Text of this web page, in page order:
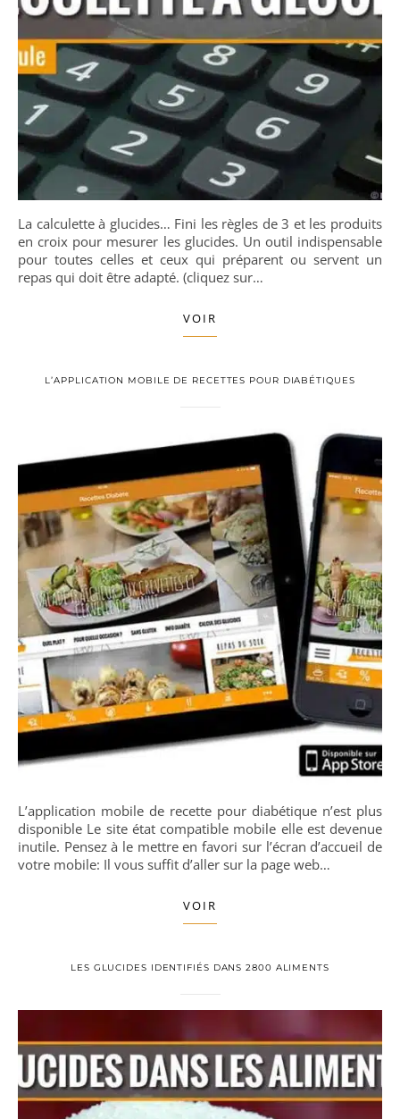
La calculette à glucides… Fini les règles de 3 et les produits
en croix pour mesurer les glucides. Un outil indispensable
pour toutes celles et ceux qui préparent ou servent un
repas qui doit être adapté. (cliquez sur…
VOIR
L’APPLICATION MOBILE DE RECETTES POUR DIABÉTIQUES
L’application mobile de recette pour diabétique n’est plus
disponible Le site état compatible mobile elle est devenue
inutile. Pensez à le mettre en favori sur l’écran d’accueil de
votre mobile: Il vous suffit d’aller sur la page web…
VOIR
LES GLUCIDES IDENTIFIÉS DANS 2800 ALIMENTS